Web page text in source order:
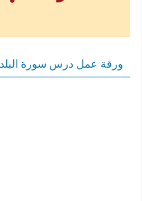
ورقة عمل درس سورة البلد